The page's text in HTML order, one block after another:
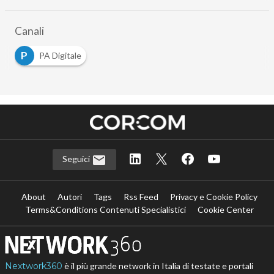
Canali
P
PA Digitale
Seguici
About Autori Tags Rss Feed
Privacy e Cookie Policy
Terms&Conditions Contenuti Specialistici
Cookie Center
Nextwork360 è il più grande network in Italia di testate e portali